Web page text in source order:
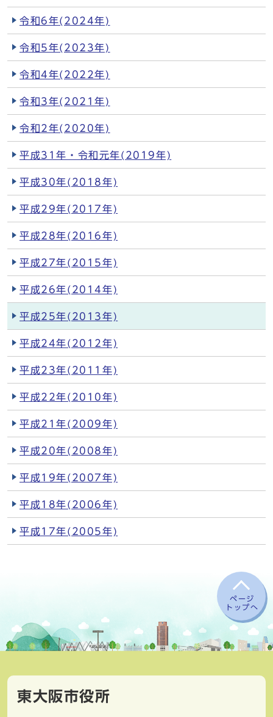
令和6年(2024年)
令和5年(2023年)
令和4年(2022年)
令和3年(2021年)
令和2年(2020年)
平成31年・令和元年(2019年)
平成30年(2018年)
平成29年(2017年)
平成28年(2016年)
平成27年(2015年)
平成26年(2014年)
平成25年(2013年)
平成24年(2012年)
平成23年(2011年)
平成22年(2010年)
平成21年(2009年)
平成20年(2008年)
平成19年(2007年)
平成18年(2006年)
平成17年(2005年)
ページ
トップへ
東大阪市役所